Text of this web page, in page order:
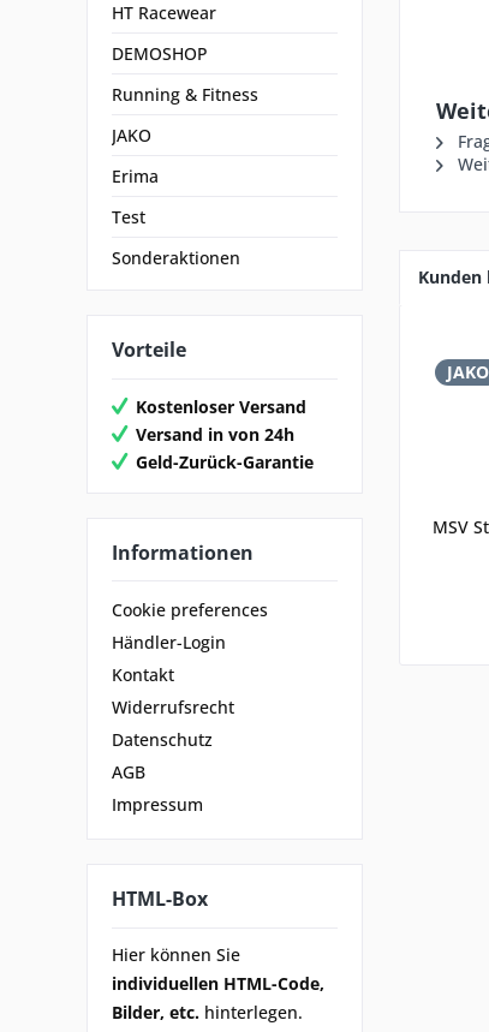
HT Racewear
DEMOSHOP
Running & Fitness
JAKO
Erima
Test
Sonderaktionen
Vorteile
Kostenloser Versand
Versand in von 24h
Geld-Zurück-Garantie
Informationen
Cookie preferences
Händler-Login
Kontakt
Widerrufsrecht
Datenschutz
AGB
Impressum
HTML-Box
Hier können Sie
individuellen HTML-Code,
Bilder, etc. hinterlegen.
Kunden
JAKO
MSV